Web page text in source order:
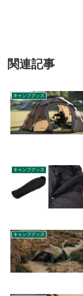
関連記事
キャンプグッズ
キャンプグッズ
キャンプグッズ